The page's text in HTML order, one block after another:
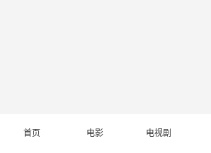
首页 电影 电视剧